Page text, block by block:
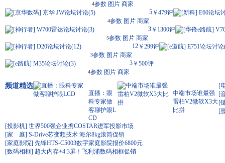
4参数 图片 商家
[京华数码] 京华 JW论坛讨论(5)
4参数 图片 商家
评
5 ￥479 [新科] E60论坛
[神行者] W700雷达论坛讨论(3)
5参数 图片 商家
评
3 ￥1300 [华锋e路航]
[神行者] D20论坛讨论(12)
3参数 图片 商家
评
12 ￥299 [e道航] E751论坛讨论
[e路航] M35论坛讨论(3)
4参数 图片 商家
评
3 ￥500
频道精选
直播：眼
科专家做
客聊护眼L
CD
中端市场谁最强
雷柏V2微软X3大
比拼
[
[
[
[
[投影机] 世界500强企业携COSTAR进军投影市场
[家 庭] S-Drive芯变频技术 海尔8kg滚筒促销
[家庭影院] 先锋HTS-C5003数字家庭影院报价6800元
[数码相框] 超大内存+4:3屏！飞利浦数码相框促销